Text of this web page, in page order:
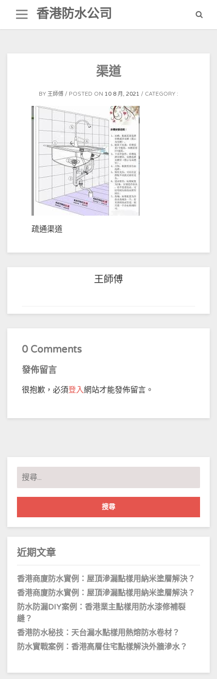
content
香港防水公司
渠道
BY 王師傅 POSTED ON 10 8 月, 2021 CATEGORY :
疏通渠道
王師傅
0 Comments
發佈留言
很抱歉，必須登入網站才能發佈留言。
搜
尋
關
字:
近期文章
香港商廈防水實例：屋頂滲漏點樣用納米塗層解決？
香港商廈防水實例：屋頂滲漏點樣用納米塗層解決？
防水防漏DIY案例：香港業主點樣用防水漆修補裂
縫？
香港防水秘技：天台漏水點樣用熱熔防水卷材？
防水實戰案例：香港高層住宅點樣解決外牆滲水？